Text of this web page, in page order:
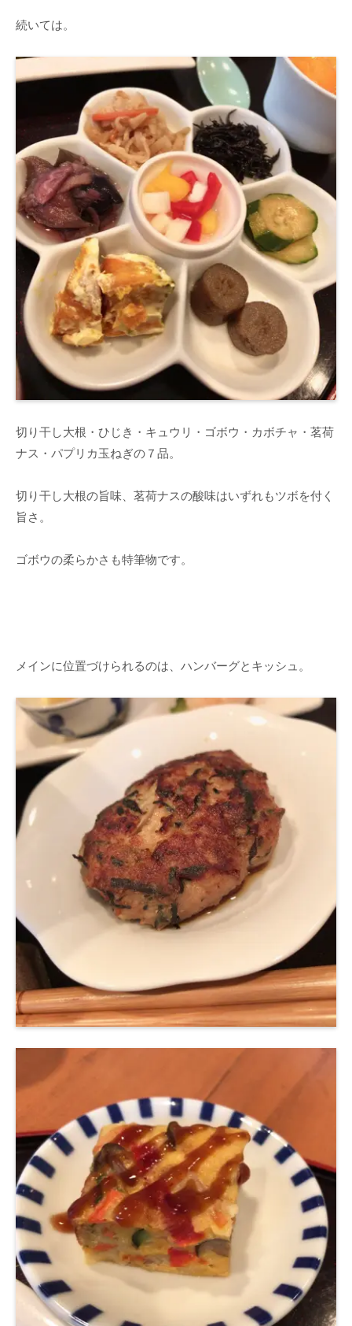
続いては。
切り干し大根・ひじき・キュウリ・ゴボウ・カボチャ・茗荷
ナス・パプリカ玉ねぎの７品。
切り干し大根の旨味、茗荷ナスの酸味はいずれもツボを付く
旨さ。
ゴボウの柔らかさも特筆物です。
メインに位置づけられるのは、ハンバーグとキッシュ。